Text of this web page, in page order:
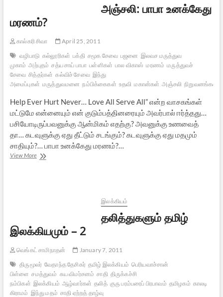
அஞ்சலி: பாபா உனக்கேது
மரணம்?
கால்கரி சிவா
April 25, 2011
வழிபாடு கல்லூரிகள் பக்தி சமூக சேவை பஜனை இலவச மருத்துவ
முகாம் அற்புதம் சத்ய சாய் பாபா பள்ளிகள் பால விகாஸ் மரணம் மருத்துவச்
சேவை சித்தர்கள் கல்விச் சேவை இந்து
அமைப்புகள் மருத்துவமனை நம்பிக்கைகள் உதவி மகான்கள் அஞ்சலி நிறுவனங்கள்
Help Ever Hurt Never… Love All Serve All” என்ற வாசகங்கள்
மட்டுமே என்னையும் என் குடும்பத்தினரையும் அவர்பால் ஈர்த்தது…
பசியோடிருப்பவனுக்கு ஆன்மிகம் எதற்கு? அவனுக்கு உணவைத்
தா… கடவுளுக்கு ஏது தீட்டும் சடங்கும்? கடவுளுக்கு ஏது மதமும்
சாதியும்?… பாபா உனக்கேது மரணம்?…
View Moreஅஞ்சலி:
இலக்கியம்
தலித்துகளும் தமிழ்
இலக்கியமும் – 2
வெங்கட் சாமிநாதன்
January 7, 2011
திருமூலர் வேதாந்த தேசிகர் தமிழ் இலக்கியம் பெரியவாச்சான்
பிள்ளை சமத்துவம் சுய விமர்சனம் சாதி திருக்கச்சி
நம்பிகள் இலக்கியம் ஆழ்வார்கள் தலித் குரு பரம்பரைப் பிரபாவம் தமிழகம் காலடி
கிராமம் இந்து மதம் சாதி ஏற்றத் தாழ்வு